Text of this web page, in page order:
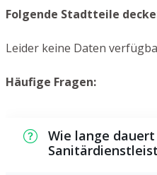
Folgende Stadtteile
Leider keine Daten
Häufige Fragen:
Wie lange